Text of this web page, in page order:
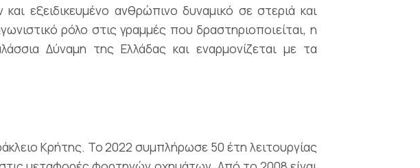
εξειδικευμένο ανθρώπινο δυναμικό σε στεριά και
ρόλο στις γραμμές που δραστηριοποιείται, η
Δύναμη της Ελλάδας και εναρμονίζεται με τα
Κρήτης. Το 2022 συμπλήρωσε 50 έτη λειτουργίας